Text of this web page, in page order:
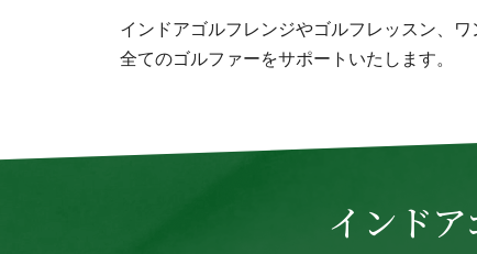
インドアゴルフレンジやゴルフレッスン、
全てのゴルファーをサポートいたします。
インドア